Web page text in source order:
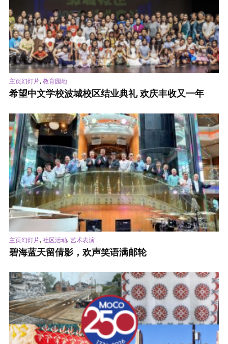
主页幻灯片, 教育园地
希望中文学校波城校区结业典礼 欢庆丰收又一年
主页幻灯片, 社区活动, 艺术表演
碧海蓝天留倩影，欢声笑语满邮轮